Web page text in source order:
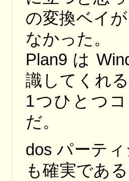
の変換ベイ
なかった。
Plan9 は
識してくれ
1つひとつ
だ。
dos パーテ
も確実であ